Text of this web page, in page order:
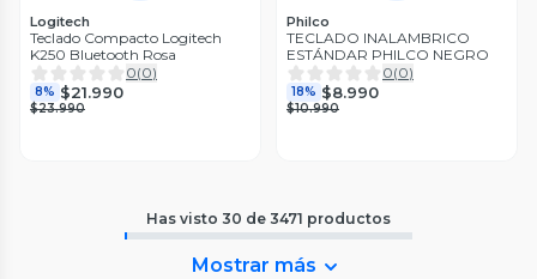
Logitech
Teclado Compacto Logitech
K250 Bluetooth Rosa
0(0)
8% $21.990
$23.990
Philco
TECLADO INALAMBRICO
ESTÁNDAR PHILCO NEGRO
0(0)
18% $8.990
$10.990
Has visto 30 de 3471 productos
Mostrar más